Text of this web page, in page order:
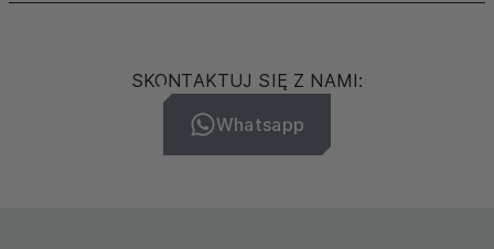
SKONTAKTUJ SIĘ Z NAMI:
Whatsapp